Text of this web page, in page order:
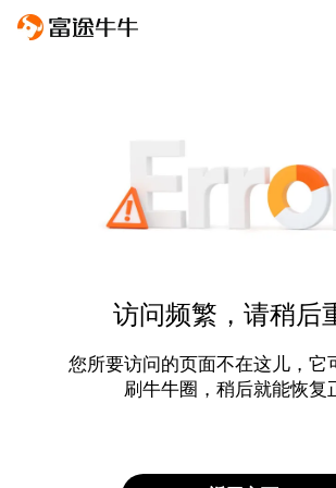
访问频繁，请稍后
您所要访问的页面不在这儿，它
刷牛牛圈，稍后就能恢复